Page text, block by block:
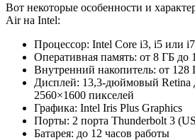
Вот некоторые особенности и
Air на Intel:
Процессор: Intel Core i3, i5 или i7
Оперативная память: от 8 ГБ до
Внутренний накопитель: от 128
Дисплей: 13,3-дюймовый Retina
2560×1600 пикселей
Графика: Intel Iris Plus Graphics
Порты: 2 порта Thunderbolt 3
Батарея: до 12 часов работы